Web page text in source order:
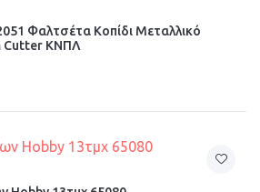
Φαλτσέτα Κοπίδι Μεταλλικό
Cutter ΚΝΠΛ